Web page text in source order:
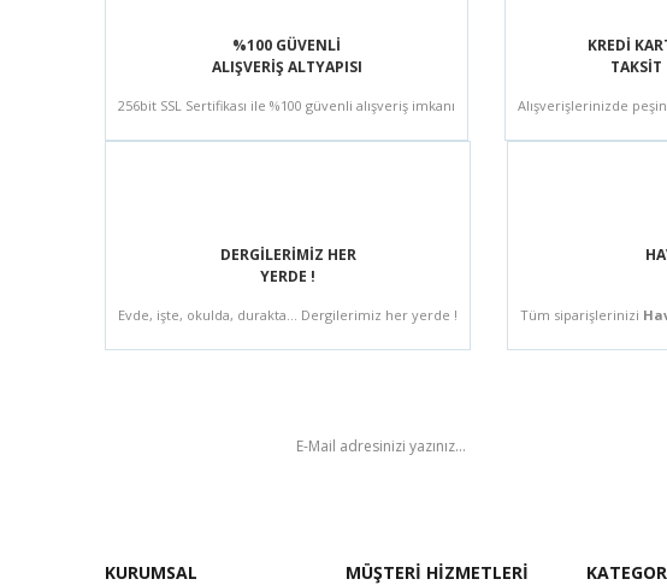
%100 GÜVENLİ
ALIŞVERİŞ ALTYAPISI
256bit SSL Sertifikası ile %100 güvenli alışveriş imkanı
KREDİ
Alışverişlerinizde
DERGİLERİMİZ HER
YERDE !
Evde, işte, okulda, durakta... Dergilerimiz her yerde ! Tüm siparişlerinizi
KURUMSAL MÜŞTERİ HİZMETLERİ